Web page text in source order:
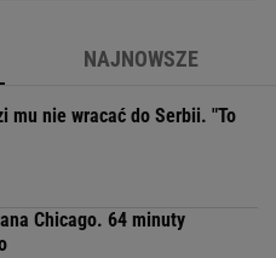
NAJNOWSZE
mu nie wracać do Serbii. "To
Chicago. 64 minuty